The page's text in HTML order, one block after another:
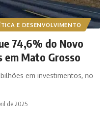
E DESENVOLVIMENTO
74,6% do Novo
em Mato Grosso
em investimentos, no
de 2025